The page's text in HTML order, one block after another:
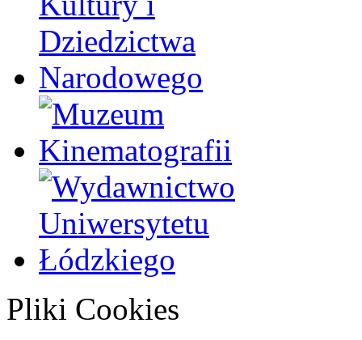
Pliki Cookies